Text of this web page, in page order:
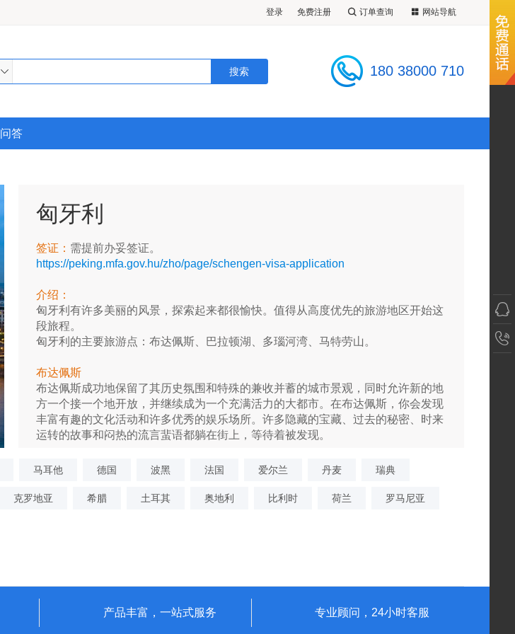
登录 免费注册 订单查询 网站导航
180 38000 710
问答
匈牙利
签证： 需提前办妥签证。
https://peking.mfa.gov.hu/zho/page/schengen-visa-application
介绍：
匈牙利有许多美丽的风景，探索起来都很愉快。值得从高度优先的旅游地区开始这
段旅程。
匈牙利的主要旅游点：布达佩斯、巴拉顿湖、多瑙河湾、马特劳山。
布达佩斯
布达佩斯成功地保留了其历史氛围和特殊的兼收并蓄的城市景观，同时允许新的地
方一个接一个地开放，并继续成为一个充满活力的大都市。在布达佩斯，你会发现
丰富有趣的文化活动和许多优秀的娱乐场所。许多隐藏的宝藏、过去的秘密、时来
运转的故事和闷热的流言蜚语都躺在街上，等待着被发现。
布达皇宫为13世纪时，“阿鲁巴多王朝”在多瑙河右岸所建，土耳其占领布达期间长
...[展开介绍]
马耳他 德国 波黑 法国 爱尔兰 丹麦 瑞典
克罗地亚 希腊 土耳其 奥地利 比利时 荷兰 罗马尼亚
产品丰富，一站式服务 专业顾问，24小时客服